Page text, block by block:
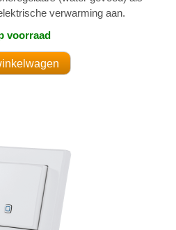
verwarming aan.
voorraad